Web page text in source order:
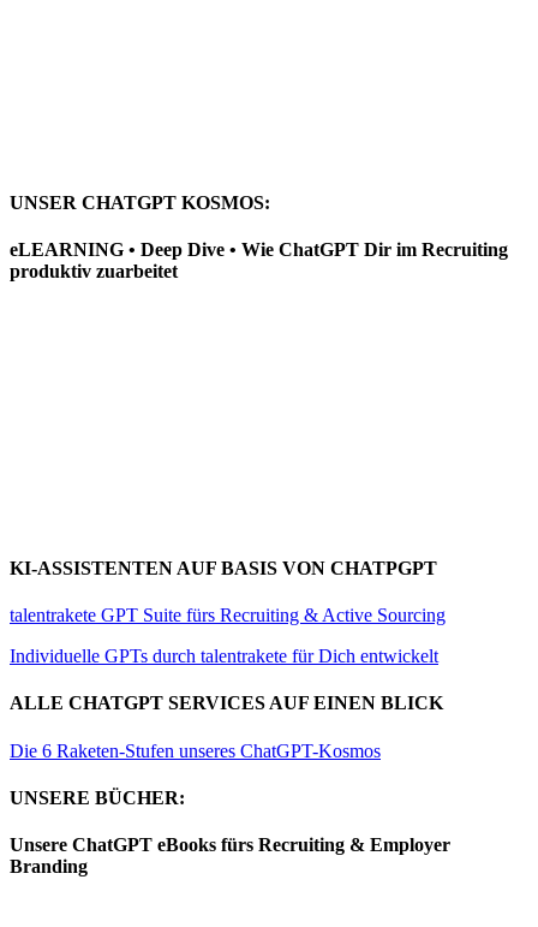
UNSER CHATGPT KOSMOS:
eLEARNING • Deep Dive • Wie ChatGPT Dir im Recruiting
produktiv zuarbeitet
KI-ASSISTENTEN AUF BASIS VON CHATPGPT
talentrakete GPT Suite fürs Recruiting & Active Sourcing
Individuelle GPTs durch talentrakete für Dich entwickelt
ALLE CHATGPT SERVICES AUF EINEN BLICK
Die 6 Raketen-Stufen unseres ChatGPT-Kosmos
UNSERE BÜCHER:
Unsere ChatGPT eBooks fürs Recruiting & Employer
Branding